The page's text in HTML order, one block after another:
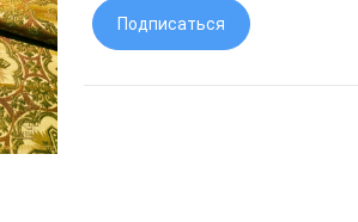
Подписаться